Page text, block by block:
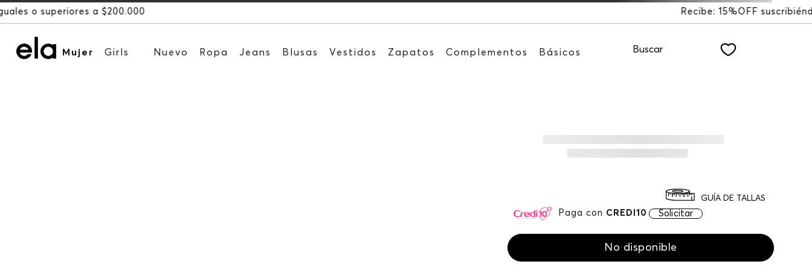
Recibe: 15%OFF suscribiéndote a nuestro NEWSLETTER
Mujer Girls Nuevo Ropa Jeans Blusas Vestidos Zapatos Complementos Básicos Buscar
Paga con CREDI10 Solicitar
GUÍA DE TALLAS
No disponible